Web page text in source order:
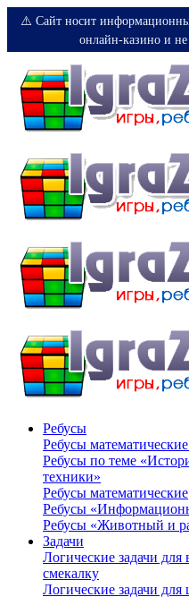
⚠️ Сайт носит
онлайн-казино и
Ребусы
Ребусы
Ребусы по теме
техники»
Ребусы математические
Ребусы
Ребусы «Животный и
Задачи
Логические задачи
смекалку
Логические задачи